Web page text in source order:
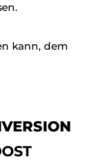
kann, dem